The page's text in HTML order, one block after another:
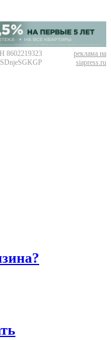
8602219323
реклама на
siapress.ru